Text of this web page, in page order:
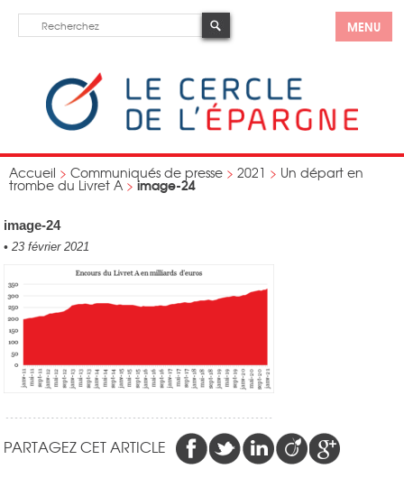
MENU
Accueil > Communiqués de presse > 2021 > Un départ en
trombe du Livret A > image-24
image-24
• 23 février 2021
PARTAGEZ CET ARTICLE